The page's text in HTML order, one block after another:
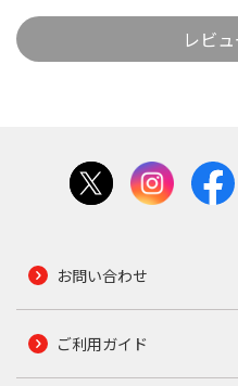
レビ
お問い合わせ
ご利用ガイド